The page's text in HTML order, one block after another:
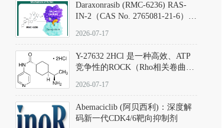
Daraxonrasib (RMC-6236) RAS-
IN-2（CAS No. 2765081-21-6）：
向KRAS/NRAS/HRAS的广谱RAS
2026-07-17
Y-27632 2HCl 是一种高效、ATP
竞争性的ROCK（Rho相关卷曲螺
同等抑制ROCK1与ROCK2；其通
过精准嵌入激酶的ATP结合位点
发挥抑制作用，对ROCK1和
ROCK2的解离常数（Ki）分别为
2026-07-17
Abemaciclib (阿贝西利)：深度解
码新一代CDK4/6靶向抑制剂